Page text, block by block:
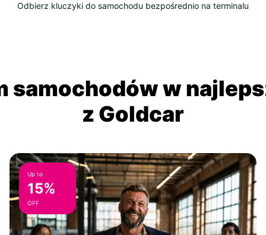
Odbierz kluczyki do samochodu bezpośrednio na terminalu
samochodów w
z Goldcar
Up to
15%
OFF